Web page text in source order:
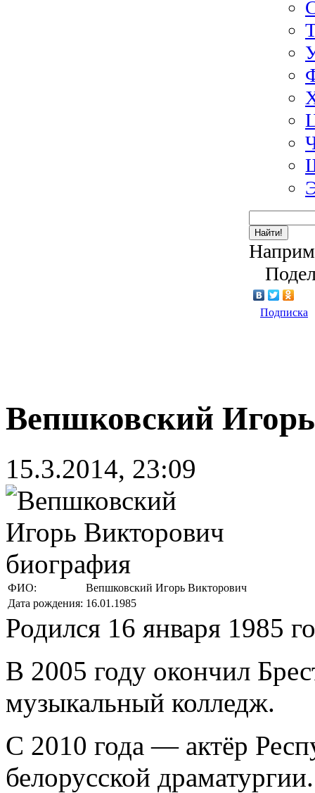
Найти!
Подписка
Вепшковский
15.3.2014, 23:09
ФИО:
Вепшковский Игорь Викторович
Дата рождения: 16.01.1985
Родился 16 января 1985
В 2005 году окончил
музыкальный колледж.
С 2010 года — актёр
белорусской драматургии.